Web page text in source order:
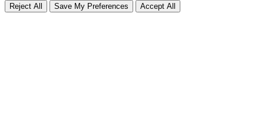
Reject All Save My Preferences Accept All